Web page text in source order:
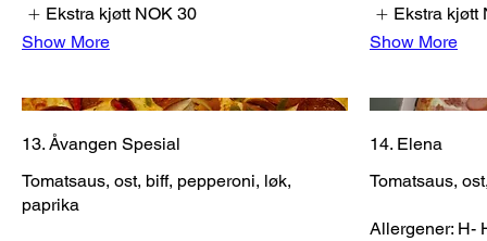
Ekstra kjøtt NOK 30
Show More
Ekstra kjøtt
Show More
13. Åvangen Spesial
Tomatsaus, ost, biff, pepperoni, løk,
paprika
14. Elena
Tomatsaus,
Allergener: H-